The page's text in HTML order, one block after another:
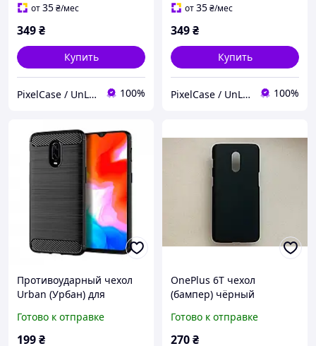
от35₴/мес
349₴
Купить
PixelCase / UnLockService 100%
от35₴/мес
349₴
Купить
PixelCase / UnLockService 100%
Противоударный чехол
Urban (Урбан) для
Готово к отправке
199₴
OnePlus 6T чехол
(бампер) чёрный
Готово к отправке
270₴